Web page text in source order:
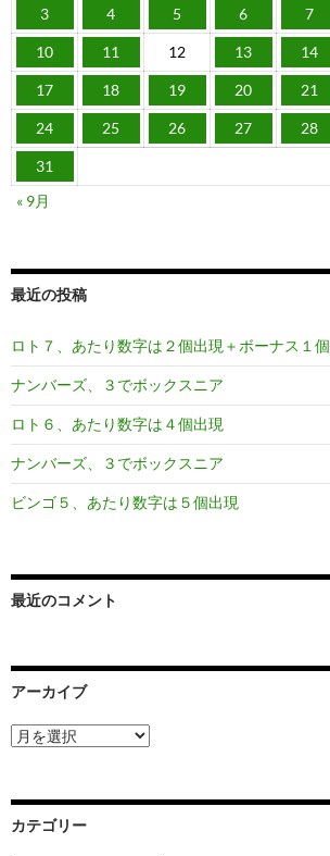
3 4 5 6 7
10 11 12 13 14
17 18 19 20 21
24 25 26 27 28
31
« 9月
最近の投稿
ロト７、あたり数字は２個出現＋ボーナス１個
ナンバーズ、３でボックスニア
ロト６、あたり数字は４個出現
ナンバーズ、３でボックスニア
ビンゴ５、あたり数字は５個出現
最近のコメント
アーカイブ
ア
ー
ブ
カテゴリー